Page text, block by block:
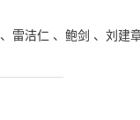
、 雷洁仁 、 鲍剑 、 刘建